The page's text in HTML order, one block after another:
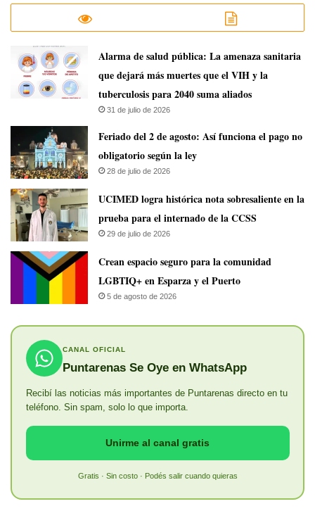
​Alarma de salud pública: La amenaza sanitaria
que dejará más muertes que el VIH y la
tuberculosis para 2040 suma aliados
31 de julio de 2026
Feriado del 2 de agosto: Así funciona el pago no
obligatorio según la ley
28 de julio de 2026
UCIMED logra histórica nota sobresaliente en la
prueba para el internado de la CCSS
29 de julio de 2026
Crean espacio seguro para la comunidad
LGBTIQ+ en Esparza y el Puerto
5 de agosto de 2026
CANAL OFICIAL
Puntarenas Se Oye en WhatsApp
Recibí las noticias más importantes de Puntarenas directo en tu
teléfono. Sin spam, solo lo que importa.
Unirme al canal gratis
Gratis · Sin costo · Podés salir cuando quieras